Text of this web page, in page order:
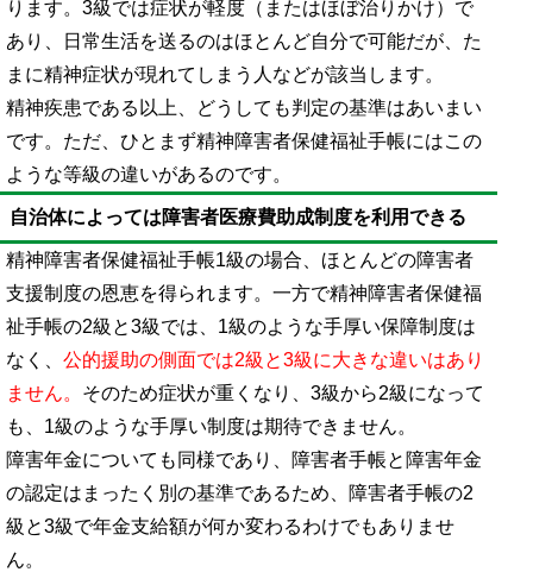
ります。3級では症状が軽度（またはほぼ治りかけ）で
あり、日常生活を送るのはほとんど自分で可能だが、た
まに精神症状が現れてしまう人などが該当します。
精神疾患である以上、どうしても判定の基準はあいまい
です。ただ、ひとまず精神障害者保健福祉手帳にはこの
ような等級の違いがあるのです。
自治体によっては障害者医療費助成制度を利用できる
精神障害者保健福祉手帳1級の場合、ほとんどの障害者
支援制度の恩恵を得られます。一方で精神障害者保健福
祉手帳の2級と3級では、1級のような手厚い保障制度は
なく、 公的援助の側面では2級と3級に大きな違いはあり
ません。 そのため症状が重くなり、3級から2級になって
も、1級のような手厚い制度は期待できません。
障害年金についても同様であり、障害者手帳と障害年金
の認定はまったく別の基準であるため、障害者手帳の2
級と3級で年金支給額が何か変わるわけでもありませ
ん。